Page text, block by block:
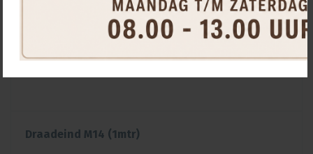
Draadeind M14 (1mtr)